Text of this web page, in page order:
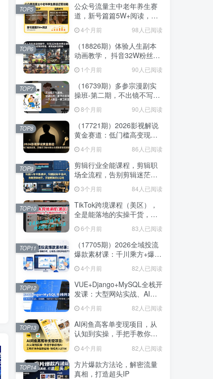
公众号流量主中老年养生赛
道，新号篇篇5W+阅读，新
4个月前 98人已阅读
TOP5
（18826期）体验人生副本
动画教学， 抖音32W粉丝博
益，新赛道新涨粉快
1个月前 90人已阅读
TOP6
（16739期）多参宗漫剧实
操班-第二期，不出镜不写脚
现，一个人就是一家工作室
8个月前 90人已阅读
TOP7
（17721期）2026影视解说
黄金赛道：低门槛高变现，
变现钥匙
4个月前 86人已阅读
TOP8
剪辑行业全能课程，剪辑职
场全流程，告别剪辑迷茫，
掌握剪辑核心思路
3个月前 84人已阅读
TOP9
TikTok跨境课程（美区），
全是能落地的实操干货，快
速搭建起自己的TK小店
6个月前 83人已阅读
TOP10
（17705期）2026全域投流
爆款素材课：千川乘方+爆款
结构+逐帧分析，让电商人轻
松学会投千川
4个月前 82人已阅读
TOP11
VUE+Django+MySQL全栈开
发课：大型网站实战、AI编
程、前后端分离从零搭建上
线4个月前 82人已阅读
TOP12
AI闲鱼高客单变现项目，从
认知到实操，手把手教你用
松月入过1W
4个月前 82人已阅读
TOP13
方片爆款方法论，解密流量
真相，打造超头IP
TOP14